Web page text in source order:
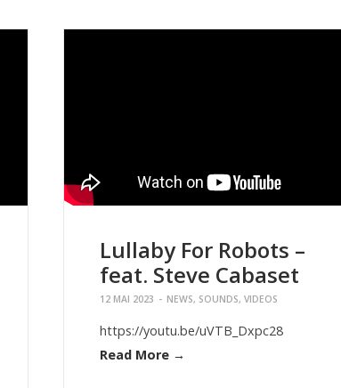
Lullaby For Robots –
feat. Steve Cabaset
12 MAI 2023 - NEWS, SOUNDS, VIDEOS
https://youtu.be/uVTB_Dxpc28
Read More →